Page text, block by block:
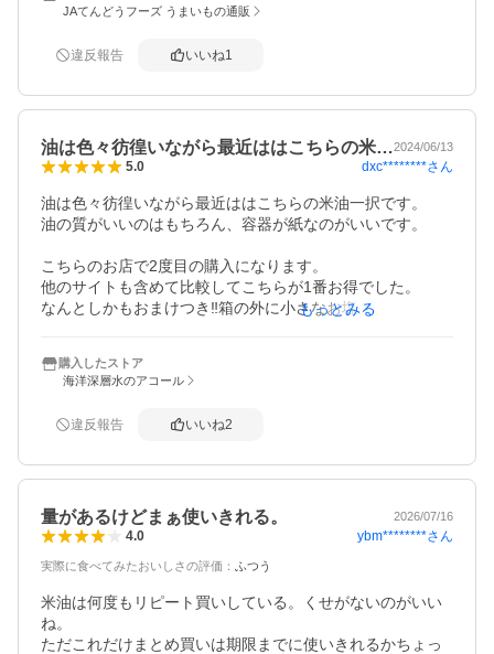
外箱なんていらないから少しでも安く売ってくれればいい
どうせ梱包して送らないといけないので変わらないかなな
JAてんどうフーズ うまいもの通販
違反報告 いいね1
油は色々彷徨いながら最近ははこちらの米…2024/06/13
5.0 dxc********さん
油は色々彷徨いながら最近ははこちらの米油一択です。
油の質がいいのはもちろん、容器が紙なのがいいです。
こちらのお店で2度目の購入になります。
他のサイトも含めて比較してこちらが1番お得でした。
なんとしかもおまけつき‼️箱の外に小さなお塩。普段からカ
お財布に入れられるし最高です。なんと中にもお塩！今ま
でで1番いいおまけです。
もっとみる
購入したストア
海洋深層水のアコール
違反報告 いいね2
量があるけどまぁ使いきれる。 2026/07/16
4.0 ybm********さん
実際に食べてみたおいしさの評価 ： ふつう
米油は何度もリピート買いしている。くせがないのがいい
ね。
ただこれだけまとめ買いは期限までに使いきれるかちょっ